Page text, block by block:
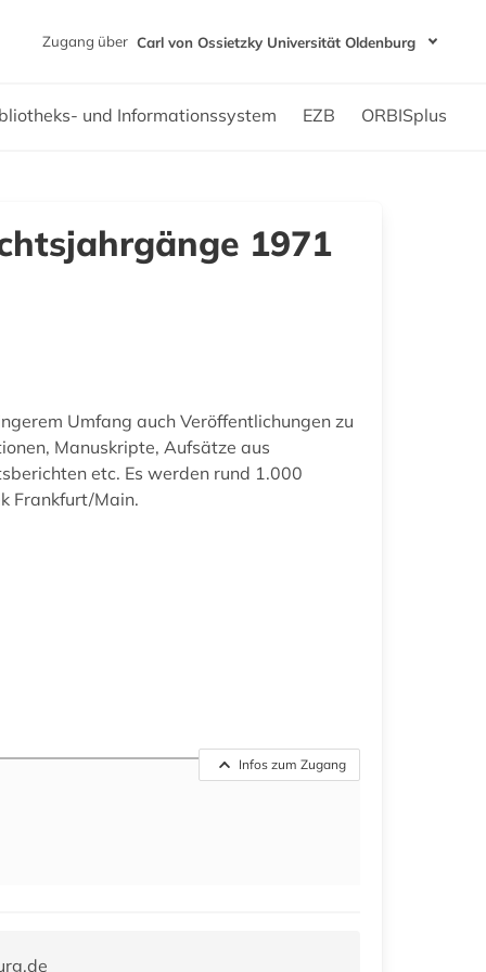
Zugang über Carl von Ossietzky Universität Oldenburg
und Informationssystem EZB ORBISplus
1971
Umfang auch Veröffentlichungen zu
Manuskripte, Aufsätze aus
etc. Es werden rund 1.000
Frankfurt/Main.
Infos zum Zugang